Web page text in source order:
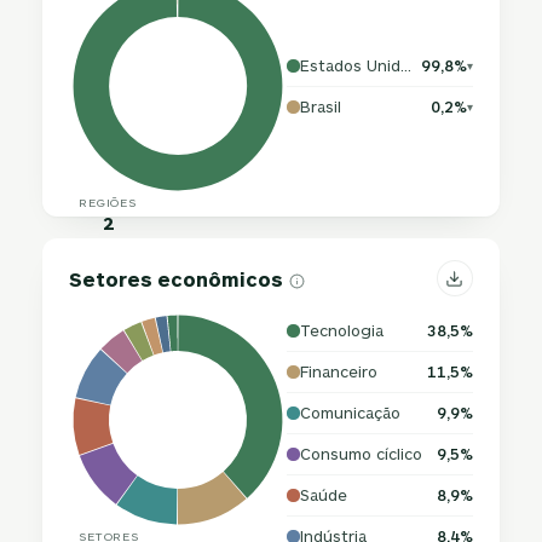
REGIÕES
2
99,8%▾
Brasil 0,2%▾
Setores econômicos
SETORES
Tecnologia 38,5%
Financeiro 11,5%
Comunicação 9,9%
Consumo cíclico 9,5%
Saúde 8,9%
Indústria 8,4%